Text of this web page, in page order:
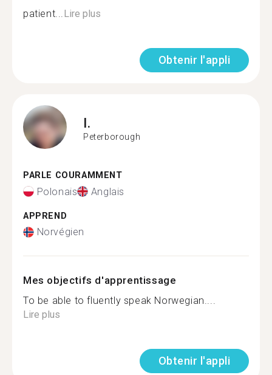
patient...Lire plus
Obtenir l'appli
I.
Peterborough
PARLE COURAMMENT
Polonais Anglais
APPREND
Norvégien
Mes objectifs d'apprentissage
To be able to fluently speak Norwegian....
Lire plus
Obtenir l'appli